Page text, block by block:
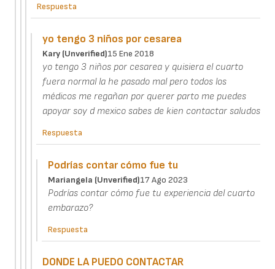
Respuesta
yo tengo 3 niños por cesarea
Kary (unverified)15 Ene 2018
yo tengo 3 niños por cesarea y quisiera el cuarto
fuera normal la he pasado mal pero todos los
médicos me regañan por querer parto me puedes
apoyar soy d mexico sabes de kien contactar saludos
Respuesta
Podrías contar cómo fue tu
Mariangela (unverified)17 Ago 2023
Podrías contar cómo fue tu experiencia del cuarto
embarazo?
Respuesta
DONDE LA PUEDO CONTACTAR